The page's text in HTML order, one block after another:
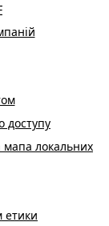
доступу
мапа локальних
етики